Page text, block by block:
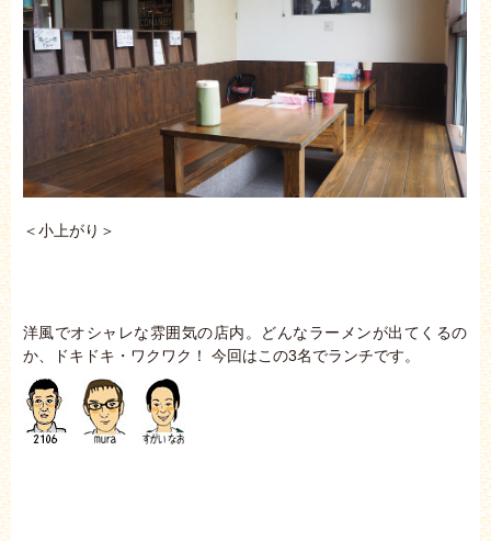
＜小上がり＞
洋風でオシャレな雰囲気の店内。どんなラーメンが出てくるの
か、ドキドキ・ワクワク！ 今回はこの3名でランチです。